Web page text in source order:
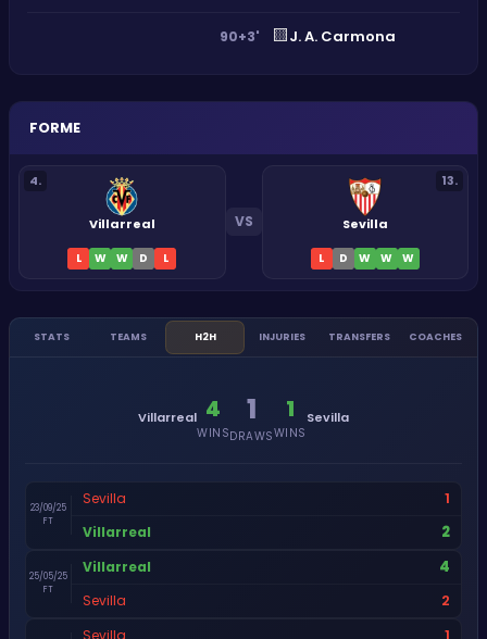
90+3' 🟨J. A. Carmona
FORME
4.
Villarreal
L W W D L
VS
13.
Sevilla
L D W W W
STATS TEAMS H2H INJURIES TRANSFERS COACHES
Villarreal 4
WINS
1
DRAWS
1
WINS
Sevilla
23/09/25
FT
Sevilla 1
Villarreal 2
25/05/25
FT
Villarreal 4
Sevilla 2
Sevilla 1